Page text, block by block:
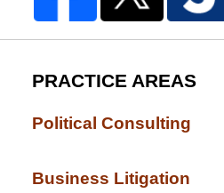
PRACTICE AREAS
Political Consulting
Business Litigation